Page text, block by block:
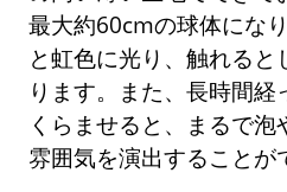
最大約60cmの球体にな
と虹色に光り、触れる
ります。また、長時間
くらませると、まるで
雰囲気を演出することが